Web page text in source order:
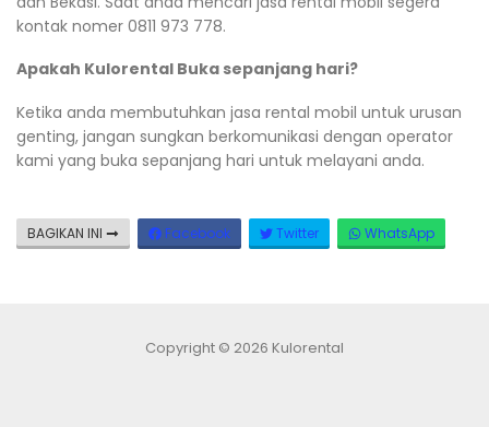
kontak nomer 0811 973 778.
Apakah Kulorental Buka sepanjang hari?
Ketika anda membutuhkan jasa rental mobil untuk urusan
genting, jangan sungkan berkomunikasi dengan operator
kami yang buka sepanjang hari untuk melayani anda.
BAGIKAN INI Facebook Twitter WhatsApp
Copyright © 2026 Kulorental